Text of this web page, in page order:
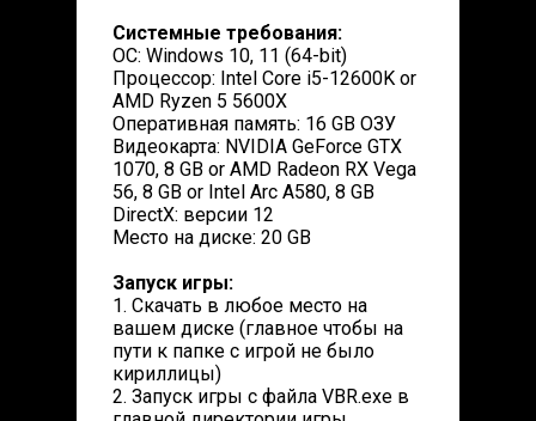
Системные требования:
ОС: Windows 10, 11 (64-bit)
Процессор: Intel Core i5-12600K or
AMD Ryzen 5 5600X
Оперативная память: 16 GB ОЗУ
Видеокарта: NVIDIA GeForce GTX
1070, 8 GB or AMD Radeon RX Vega
56, 8 GB or Intel Arc A580, 8 GB
DirectX: версии 12
Место на диске: 20 GB
Запуск игры:
1. Скачать в любое место на
вашем диске (главное чтобы на
пути к папке с игрой не было
кириллицы)
2. Запуск игры с файла VBR.exe в